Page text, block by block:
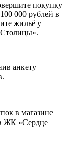
покупку
000 рублей в
жильё у
анкету
в магазине
ЖК «Сердце